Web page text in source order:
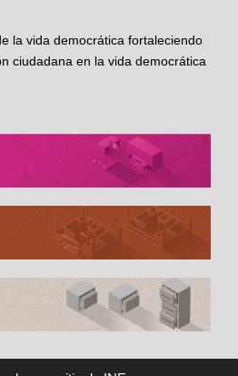
la vida democrática fortaleciendo
ciudadana en la vida democrática